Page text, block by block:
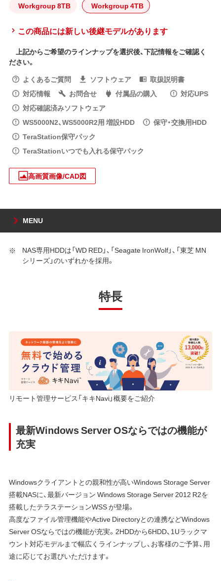
Workgroup 8TB Workgroup 4TB
この商品には新しい後継モデルがあります
上記からご希望のラインナップを選択後、下記情報をご確認く
ださい。
よくあるご質問
ソフトウェア
取扱説明書
対応情報
お問合せ 付属品の購入
対応UPS
対応確認済みソフトウェア
WS5000N2、WS5000R2用 増設HDD
保守・交換用HDD
TeraStation保守パック
TeraStationいつでも入れる保守パック
高画質画像/CAD図
MENU
NAS専用HDDは「WD RED」、「Seagate IronWolf」、「東芝 MN
シリーズ」のいずれかを採用。
特長
リモート管理サービス「キキNavi」概要をご紹介
最新Windows Server OSならではの機能が
充実
Windowsクライアントとの親和性が高いWindows Storage Server
搭載NASに、最新バージョン Windows Storage Server 2012 R2を
搭載したテラステーションWSS が登場。
高度なファイル管理機能やActive Directoryとの連携などWindows
Server OSならではの機能が充実。2HDDから6HDD、1Uラックマ
ウント対応モデルまで幅広くラインナップし、お客様のご予算、用
途に応じてお選びいただけます。